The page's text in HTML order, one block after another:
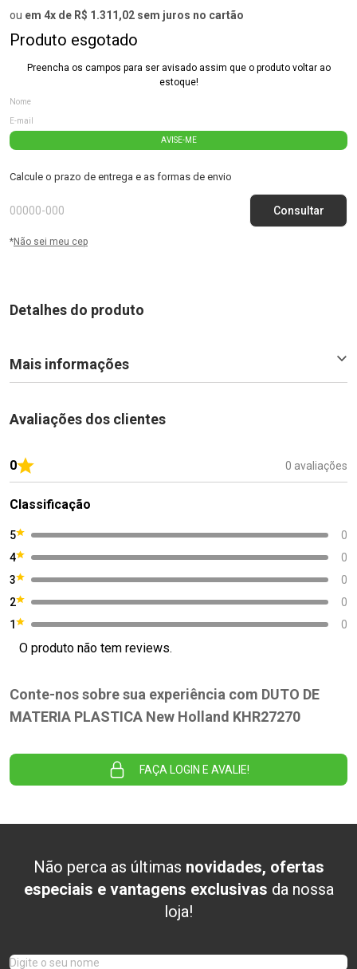
ou em 4x de R$ 1.311,02 sem juros no cartão
Produto esgotado
Preencha os campos para ser avisado assim que o produto voltar ao
estoque!
AVISE-ME
Calcule o prazo de entrega e as formas de envio
*Não sei meu cep
Detalhes do produto
Mais informações
Avaliações dos clientes
0 0 avaliações
Classificação
5
0
4
0
3
0
2
0
1
0
O produto não tem reviews.
Conte-nos sobre sua experiência com DUTO DE
MATERIA PLASTICA New Holland KHR27270
FAÇA LOGIN E AVALIE!
Não perca as últimas novidades, ofertas
especiais e vantagens exclusivas da nossa
loja!